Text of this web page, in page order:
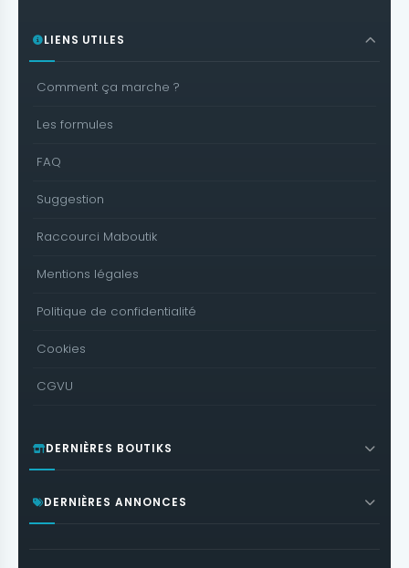
LIENS UTILES
Comment ça marche ?
Les formules
FAQ
Suggestion
Raccourci Maboutik
Mentions légales
Politique de confidentialité
Cookies
CGVU
DERNIÈRES BOUTIKS
DERNIÈRES ANNONCES